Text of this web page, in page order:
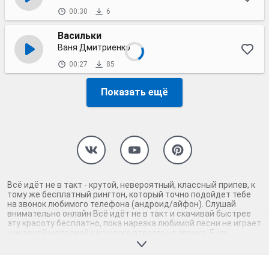
00:30 6
Васильки
Ваня Дмитриенко
00:27 85
Показать ещё
Всё идёт не в такт - крутой, невероятный, классный припев, к
тому же бесплатный рингтон, который точно подойдет тебе
на звонок любимого телефона (андроид/айфон). Слушай
внимательно онлайн Всё идёт не в такт и скачивай быстрее
эту красоту бесплатно, пока нарезка любимой песни не играет
шикарной мелодией у каждого второго на звонке. Будь
первым, кто скачает бесплатно сей шедевр музыки и оценит